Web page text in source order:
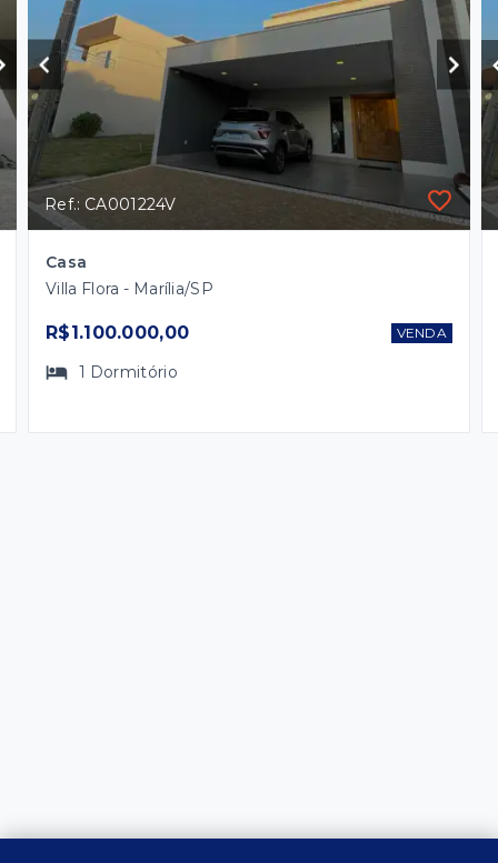
Ref.: CA001224V
Casa
Villa Flora - Marília/SP
R$1.100.000,00 VENDA
1 Dormitório